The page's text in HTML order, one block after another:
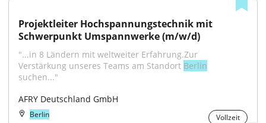
Projektleiter Hochspannungstechnik mit
Schwerpunkt Umspannwerke (m/w/d)
"...in 8 Ländern mit weltweiter Erfahrung.Zur
Verstärkung unseres Teams am Standort Berlin
suchen..."
AFRY Deutschland GmbH
Berlin Vollzeit